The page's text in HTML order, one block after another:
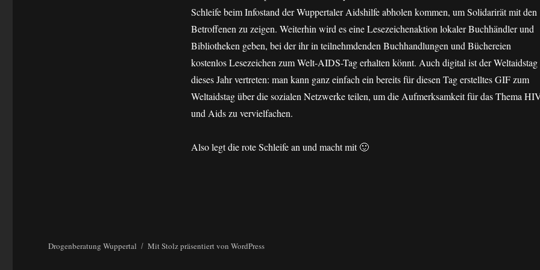
Schleife beim Infostand der Wuppertaler Aidshilfe abholen kommen, um Solidarirät mit den
Betroffenen zu zeigen. Weiterhin wird es eine Lesezeichenaktion lokaler Buchhändler und
Bibliotheken geben, bei der ihr in teilnehmdenden Buchhandlungen und Büchereien
kostenlos Lesezeichen zum Welt-AIDS-Tag erhalten könnt. Auch digital ist der Weltaidstag
dieses Jahr vertreten: man kann ganz einfach ein bereits für diesen Tag erstelltes GIF zum
Weltaidstag über die sozialen Netzwerke teilen, um die Aufmerksamkeit für das Thema
und Aids zu vervielfachen.
Also legt die rote Schleife an und macht mit 🙂
Drogenberatung Wuppertal Mit Stolz präsentiert von WordPress